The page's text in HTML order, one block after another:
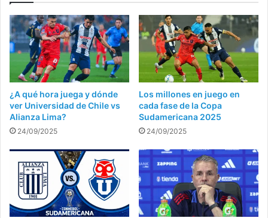
¿A qué hora juega y dónde
ver Universidad de Chile vs
Alianza Lima?
24/09/2025
Los millones en juego en
cada fase de la Copa
Sudamericana 2025
24/09/2025